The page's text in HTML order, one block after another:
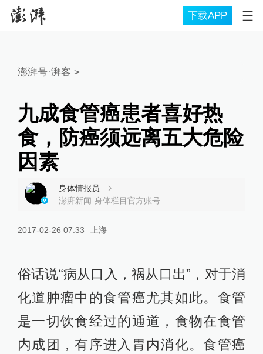
下载APP
澎湃号·湃客 >
九成食管癌患者喜好热
食，防癌须远离五大危险
因素
身体情报员
澎湃新闻·身体栏目官方账号
2017-02-26 07:33 上海
俗话说“病从口入，祸从口出”，对于消
化道肿瘤中的食管癌尤其如此。食管
是一切饮食经过的通道，食物在食管
内成团，有序进入胃内消化。食管癌